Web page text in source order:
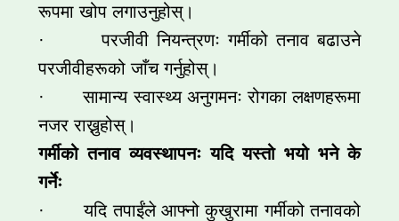
रूपमा खोप लगाउनुहोस्।
· परजीवी नियन्त्रणः गर्मीको तनाव बढाउने
परजीवीहरूको जाँच गर्नुहोस्।
· सामान्य स्वास्थ्य अनुगमनः रोगका लक्षणहरूमा
नजर राख्नुहोस्।
गर्मीको तनाव व्यवस्थापनः यदि यस्तो भयो भने के
गर्नेः
· यदि तपाईंले आफ्नो कुखुरामा गर्मीको तनावको